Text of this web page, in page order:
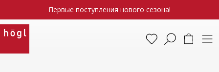
Первые поступления нового сезона!